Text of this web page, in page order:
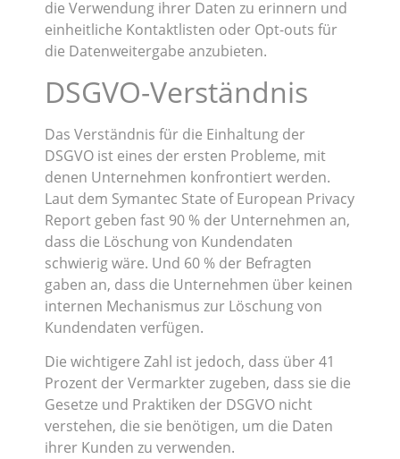
die Verwendung ihrer Daten zu erinnern und
einheitliche Kontaktlisten oder Opt-outs für
die Datenweitergabe anzubieten.
DSGVO-Verständnis
Das Verständnis für die Einhaltung der
DSGVO ist eines der ersten Probleme, mit
denen Unternehmen konfrontiert werden.
Laut dem Symantec State of European Privacy
Report geben fast 90 % der Unternehmen an,
dass die Löschung von Kundendaten
schwierig wäre. Und 60 % der Befragten
gaben an, dass die Unternehmen über keinen
internen Mechanismus zur Löschung von
Kundendaten verfügen.
Die wichtigere Zahl ist jedoch, dass über 41
Prozent der Vermarkter zugeben, dass sie die
Gesetze und Praktiken der DSGVO nicht
verstehen, die sie benötigen, um die Daten
ihrer Kunden zu verwenden.